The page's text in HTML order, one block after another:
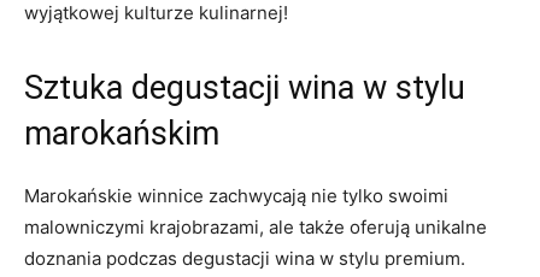
wyjątkowej kulturze kulinarnej!
Sztuka ‌degustacji⁤ wina w stylu
marokańskim
Marokańskie​ winnice zachwycają nie tylko swoimi
malowniczymi krajobrazami, ale​ także oferują‌ unikalne ​
doznania⁢ podczas degustacji wina w stylu premium.